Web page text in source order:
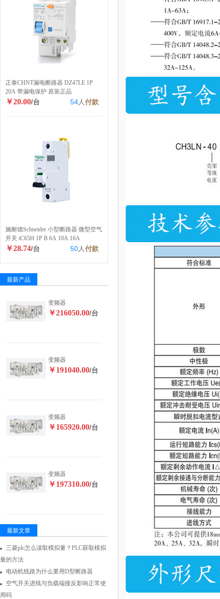
正泰CHNT漏电断路器 DZ47LE 1P
20A 带漏电保护 原装正品
￥20.00/台 54人付款
施耐德Schneider 小型断路器 微型空气
开关 iC65H 1P B 6A 10A 16A
￥28.74/台 50人付款
最新产品
变频器
￥216050.00/台
变频器
￥191040.00/台
变频器
￥165920.00/台
变频器
￥197310.00/台
最新文章
三菱plc怎么读取模拟量？PLC获取模拟
量的方法
电动机线路为什么要用D型断路器
空气开关进线与负载端接反影响正常使
用吗